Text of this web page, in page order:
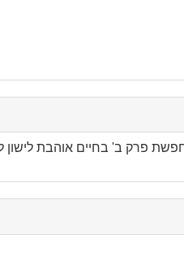
פרק ב' בחיים אוהבת לישון